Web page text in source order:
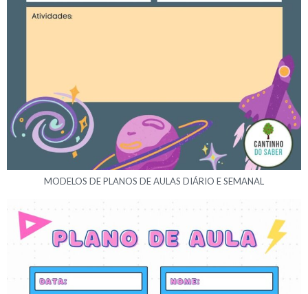
MODELOS DE PLANOS DE AULAS DIÁRIO E SEMANAL